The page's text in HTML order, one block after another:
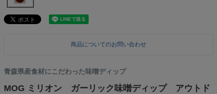
商品についてのお問い合わせ
青森県産食材にこだわった味噌ディップ
MOG ミリオン ガーリック味噌ディップ アウトド